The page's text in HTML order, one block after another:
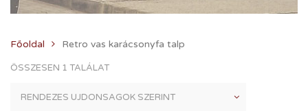
Főoldal Retro vas karácsonyfa talp
ÖSSZESEN 1 TALÁLAT